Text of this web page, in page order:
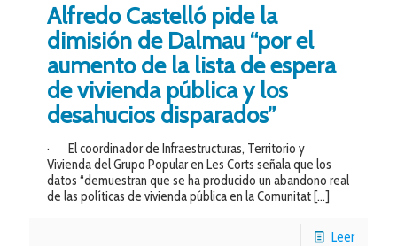
Alfredo Castelló pide la
dimisión de Dalmau “por el
aumento de la lista de espera
de vivienda pública y los
desahucios disparados”
· El coordinador de Infraestructuras, Territorio y
Vivienda del Grupo Popular en Les Corts señala que los
datos “demuestran que se ha producido un abandono real
de las políticas de vivienda pública en la Comunitat […]
Leer